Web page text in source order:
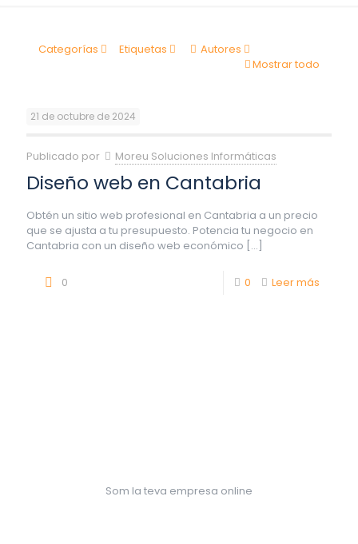
Categorías Etiquetas
Autores
Mostrar todo
21 de octubre de 2024
Publicado por Moreu Soluciones Informáticas
Diseño web en Cantabria
Obtén un sitio web profesional en Cantabria a un precio
que se ajusta a tu presupuesto. Potencia tu negocio en
Cantabria con un diseño web económico […]
0 0 Leer más
Som la teva empresa online